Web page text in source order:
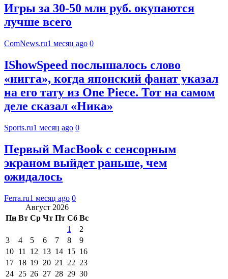
Игры за 30-50 млн руб. окупаются
лучше всего
ComNews.ru1 месяц ago 0
IShowSpeed послышалось слово
«нигга», когда японский фанат указал
на его тату из One Piece. Тот на самом
деле сказал «Ника»
Sports.ru1 месяц ago 0
Первый MacBook с сенсорным
экраном выйдет раньше, чем
ожидалось
Ferra.ru1 месяц ago 0
Август 2026
Пн Вт Ср Чт Пт Сб Вс
1
2
3
4 5 6 7 8
9
10 11 12 13 14 15 16
17 18 19 20 21 22 23
24 25 26 27 28 29 30